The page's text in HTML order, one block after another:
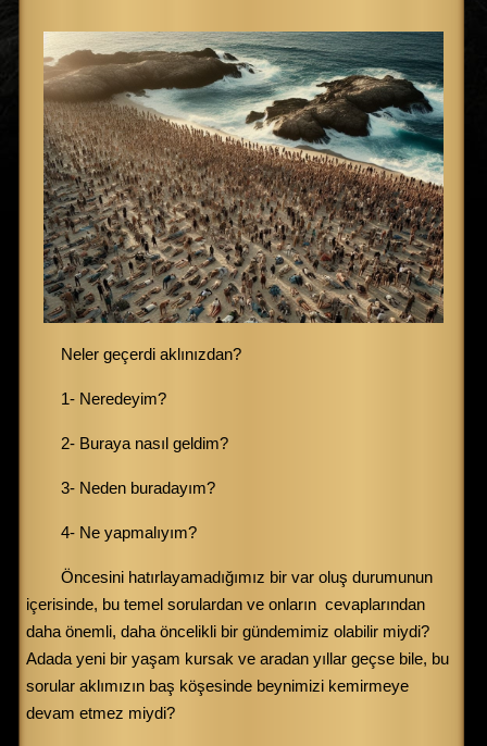
Neler geçerdi aklınızdan?
1- Neredeyim?
2- Buraya nasıl geldim?
3- Neden buradayım?
4- Ne yapmalıyım?
Öncesini hatırlayamadığımız bir var oluş durumunun
içerisinde, bu temel sorulardan ve onların cevaplarından
daha önemli, daha öncelikli bir gündemimiz olabilir miydi?
Adada yeni bir yaşam kursak ve aradan yıllar geçse bile, bu
sorular aklımızın baş köşesinde beynimizi kemirmeye
devam etmez miydi?